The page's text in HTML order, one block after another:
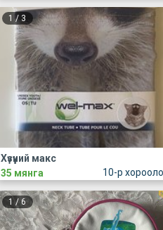
1 /3
10-р
Хүзүүний макс
35 мянга
1 /6